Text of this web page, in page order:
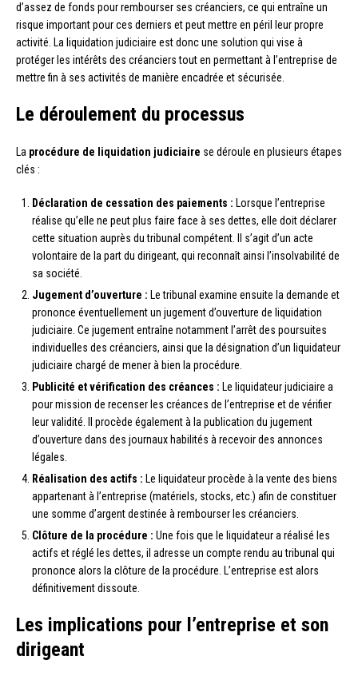
d’assez de fonds pour rembourser ses créanciers, ce qui entraîne un
risque important pour ces derniers et peut mettre en péril leur propre
activité. La liquidation judiciaire est donc une solution qui vise à
protéger les intérêts des créanciers tout en permettant à l’entreprise de
mettre fin à ses activités de manière encadrée et sécurisée.
Le déroulement du processus
La procédure de liquidation judiciaire se déroule en plusieurs étapes
clés :
Déclaration de cessation des paiements : Lorsque l’entreprise
réalise qu’elle ne peut plus faire face à ses dettes, elle doit déclarer
cette situation auprès du tribunal compétent. Il s’agit d’un acte
volontaire de la part du dirigeant, qui reconnaît ainsi l’insolvabilité de
sa société.
Jugement d’ouverture : Le tribunal examine ensuite la demande et
prononce éventuellement un jugement d’ouverture de liquidation
judiciaire. Ce jugement entraîne notamment l’arrêt des poursuites
individuelles des créanciers, ainsi que la désignation d’un liquidateur
judiciaire chargé de mener à bien la procédure.
Publicité et vérification des créances : Le liquidateur judiciaire a
pour mission de recenser les créances de l’entreprise et de vérifier
leur validité. Il procède également à la publication du jugement
d’ouverture dans des journaux habilités à recevoir des annonces
légales.
Réalisation des actifs : Le liquidateur procède à la vente des biens
appartenant à l’entreprise (matériels, stocks, etc.) afin de constituer
une somme d’argent destinée à rembourser les créanciers.
Clôture de la procédure : Une fois que le liquidateur a réalisé les
actifs et réglé les dettes, il adresse un compte rendu au tribunal qui
prononce alors la clôture de la procédure. L’entreprise est alors
définitivement dissoute.
Les implications pour l’entreprise et son
dirigeant